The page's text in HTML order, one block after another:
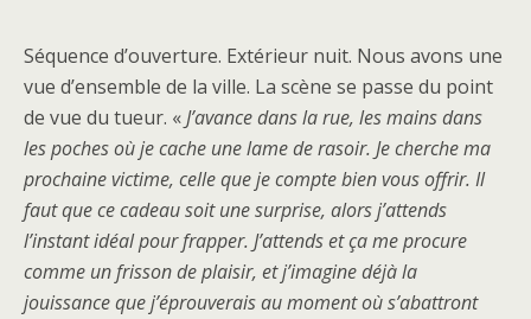
Séquence d’ouverture. Extérieur nuit. Nous avons une
vue d’ensemble de la ville. La scène se passe du point
de vue du tueur. «J’avance dans la rue, les mains dans
les poches où je cache une lame de rasoir. Je cherche ma
prochaine victime, celle que je compte bien vous offrir. Il
faut que ce cadeau soit une surprise, alors j’attends
l’instant idéal pour frapper. J’attends et ça me procure
comme un frisson de plaisir, et j’imagine déjà la
jouissance que j’éprouverais au moment où s’abattront